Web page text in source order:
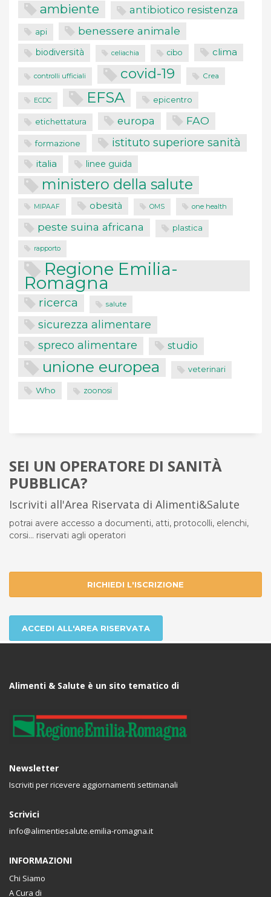
ambiente antibiotico resistenza
api benessere animale
biodiversità celiachia cibo clima
controlli ufficiali covid-19 Crea
ECDC EFSA epicentro
etichettatura europa FAO
formazione istituto superiore sanità
italia linee guida
ministero della salute
MIPAAF obesità OMS one health
peste suina africana plastica
rapporto
Regione Emilia-
Romagna
ricerca salute
sicurezza alimentare
spreco alimentare studio
unione europea veterinari
Who zoonosi
SEI UN OPERATORE DI SANITÀ
PUBBLICA?
Iscriviti all'Area Riservata di Alimenti&Salute
potrai avere accesso a documenti, atti, protocolli, elenchi,
corsi... riservati agli operatori
RICHIEDI L'ISCRIZIONE
ACCEDI ALL'AREA RISERVATA
Alimenti & Salute è un sito tematico di
Newsletter
Iscriviti per ricevere aggiornamenti settimanali
Scrivici
info@alimentiesalute.emilia-romagna.it
INFORMAZIONI
Chi Siamo
A Cura di